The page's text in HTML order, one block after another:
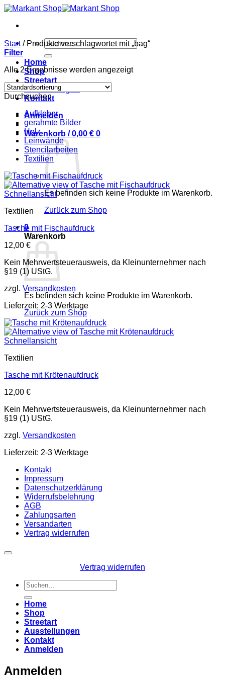
Zum
springen
Suchen
nach:
Home
Shop
Streetart
Ausstellungen
Kontakt
Anmelden
Warenkorb /0,00 € 0
Es befinden sich keine Produkte im Warenkorb.
Zurück zum Shop
0
Warenkorb
Es befinden sich keine Produkte im Warenkorb.
Zurück zum Shop
Start /Produkte verschlagwortet mit „bag“
Filter
Alle 2 Ergebnisse werden angezeigt
Durchsuchen
Aufkleber
gerahmte Bilder
Holz
Leinwände
Stencilarbeiten
Textilien
Schnellansicht
Textilien
Tasche mit Fischaufdruck
12,00 €
Kein Mehrwertsteuerausweis, da Kleinunternehmer nach
§19 (1) UStG.
zzgl. Versandkosten
Lieferzeit: 2-3 Werktage
Schnellansicht
Textilien
Tasche mit Krötenaufdruck
12,00 €
Kein Mehrwertsteuerausweis, da Kleinunternehmer nach
§19 (1) UStG.
zzgl. Versandkosten
Lieferzeit: 2-3 Werktage
Kontakt
Impressum
Datenschutzerklärung
Widerrufsbelehrung
AGB
Zahlungsarten
Versandarten
Vertrag widerrufen
Vertrag widerrufen
Suchen
nach:
Home
Shop
Streetart
Ausstellungen
Kontakt
Anmelden
Anmelden